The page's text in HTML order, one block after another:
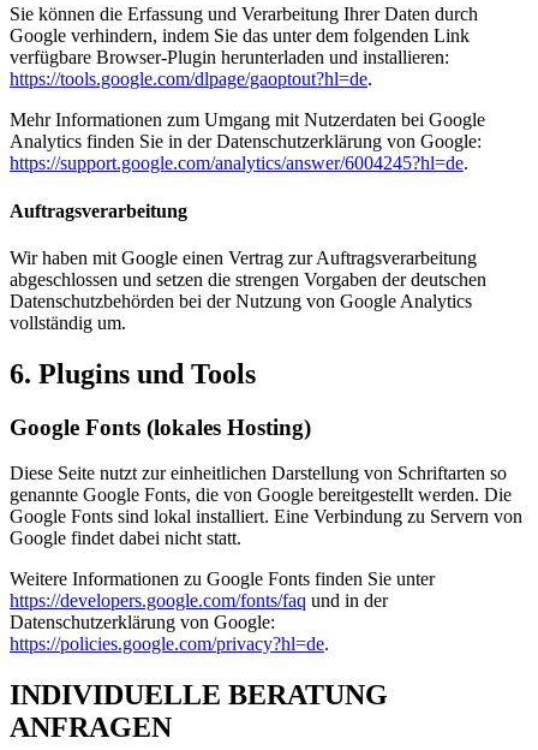
Sie können die Erfassung und Verarbeitung Ihrer Daten durch
Google verhindern, indem Sie das unter dem folgenden Link
verfügbare Browser-Plugin herunterladen und installieren:
https://tools.google.com/dlpage/gaoptout?hl=de.
Mehr Informationen zum Umgang mit Nutzerdaten bei Google
Analytics finden Sie in der Datenschutzerklärung von Google:
https://support.google.com/analytics/answer/6004245?hl=de.
Auftragsverarbeitung
Wir haben mit Google einen Vertrag zur Auftragsverarbeitung
abgeschlossen und setzen die strengen Vorgaben der deutschen
Datenschutzbehörden bei der Nutzung von Google Analytics
vollständig um.
6. Plugins und Tools
Google Fonts (lokales Hosting)
Diese Seite nutzt zur einheitlichen Darstellung von Schriftarten so
genannte Google Fonts, die von Google bereitgestellt werden. Die
Google Fonts sind lokal installiert. Eine Verbindung zu Servern von
Google findet dabei nicht statt.
Weitere Informationen zu Google Fonts finden Sie unter
https://developers.google.com/fonts/faq und in der
Datenschutzerklärung von Google:
https://policies.google.com/privacy?hl=de.
INDIVIDUELLE BERATUNG
ANFRAGEN